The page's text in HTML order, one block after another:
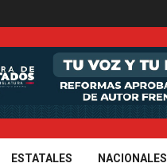
ESTATALES NACIONALES